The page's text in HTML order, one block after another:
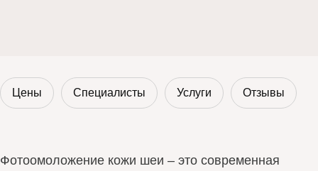
Цены Специалисты Услуги Отзывы
Фотоомоложение кожи шеи – это современная